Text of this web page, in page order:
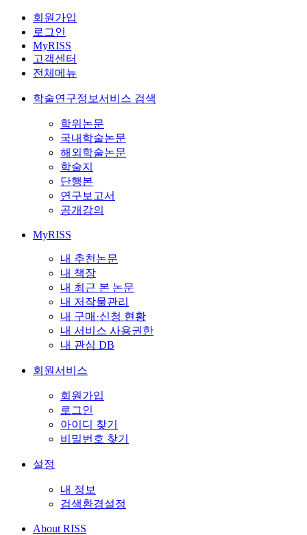
회원가입
로그인
MyRISS
고객센터
전체메뉴
학술연구정보서비스 검색
학위논문
국내학술논문
해외학술논문
학술지
단행본
연구보고서
공개강의
MyRISS
내 추천논문
내 책장
내 최근 본 논문
내 저작물관리
내 구매·신청 현황
내 서비스 사용권한
내 관심 DB
회원서비스
회원가입
로그인
아이디 찾기
비밀번호 찾기
설정
내 정보
검색환경설정
About RISS